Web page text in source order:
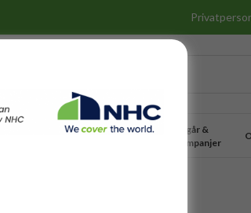
Metervara Övrigt
Utgår &
Kampanjer